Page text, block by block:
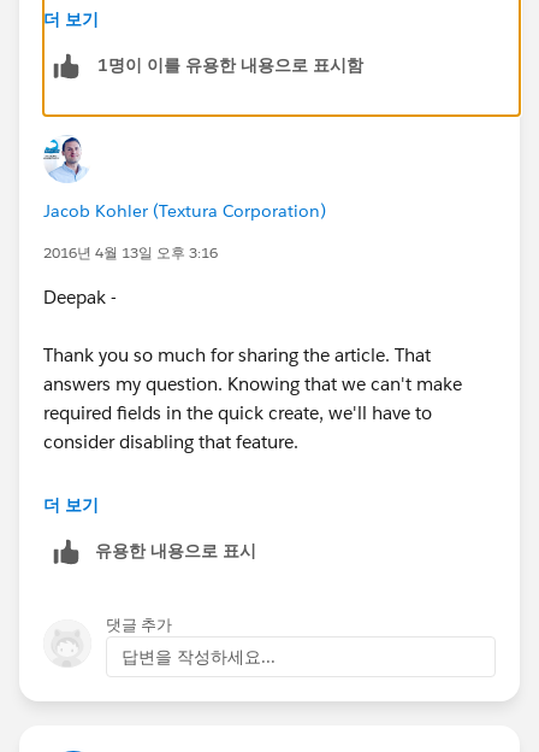
Read to know why:
INTEGRITY?
더 보기
1명이 이를 유용한 내용으로 표시함
Jacob Kohler (Textura Corporation)
2016년 4월 13일 오후 3:16
Deepak -
Thank you so much for sharing the article. That
answers my question. Knowing that we can't make
required fields in the quick create, we'll have to
consider disabling that feature.
-Jacob
더 보기
유용한 내용으로 표시
댓글 추가
답변을 작성하세요...